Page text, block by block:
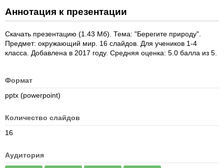
Аннотация к презентации
Скачать презентацию (1.43 Мб). Тема: "Берегите природу".
Предмет: окружающий мир. 16 слайдов. Для учеников 1-4
класса. Добавлена в 2017 году. Средняя оценка: 5.0 балла из 5.
Формат
pptx (powerpoint)
Количество слайдов
16
Аудитория